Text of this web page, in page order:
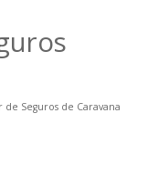
Seguros de Caravana